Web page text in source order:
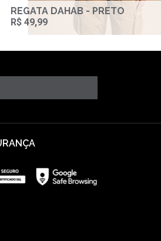
REGATA DAHAB - PRETO
R$ 49,99